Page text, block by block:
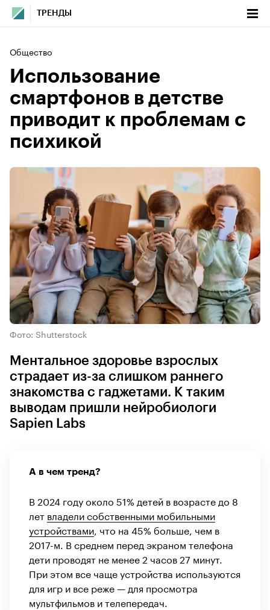
ТРЕНДЫ
Общество
Использование
смартфонов в детстве
приводит к проблемам с
психикой
Фото: Shutterstock
Ментальное здоровье взрослых
страдает из-за слишком раннего
знакомства с гаджетами. К таким
выводам пришли нейробиологи
Sapien Labs
А в чем тренд?
В 2024 году около 51% детей в возрасте до 8
лет владели собственными мобильными
устройствами , что на 45% больше, чем в
2017-м. В среднем перед экраном телефона
дети проводят не менее 2 часов 27 минут.
При этом все чаще устройства используются
для игр и все реже — для просмотра
мультфильмов и телепередач.